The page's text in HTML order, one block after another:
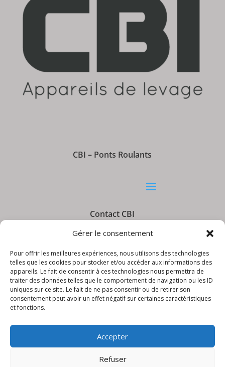
Gérer le consentement
Pour offrir les meilleures expériences, nous utilisons des technologies
telles que les cookies pour stocker et/ou accéder aux informations des
appareils. Le fait de consentir à ces technologies nous permettra de
traiter des données telles que le comportement de navigation ou les ID
uniques sur ce site. Le fait de ne pas consentir ou de retirer son
consentement peut avoir un effet négatif sur certaines caractéristiques
et fonctions.
Accepter
Refuser
CBI – Ponts Roulants
Contact CBI
Informations CBI
© CBI – Appareils de levage | site réalisé